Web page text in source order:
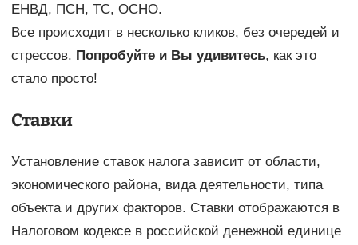
ЕНВД, ПСН, ТС, ОСНО.
Все происходит в несколько кликов, без очередей и
стрессов. Попробуйте и Вы удивитесь, как это
стало просто!
Ставки
Установление ставок налога зависит от области,
экономического района, вида деятельности, типа
объекта и других факторов. Ставки отображаются в
Налоговом кодексе в российской денежной единице